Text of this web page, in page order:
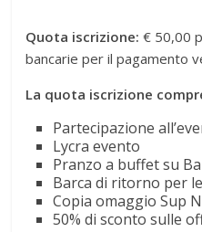
Quota iscrizione:€ 50,00
bancarie per il pagamento
La quota iscrizione
Partecipazione
Lycra evento
Pranzo a buffet su
Barca di ritorno per
Copia omaggio Sup
50% di sconto sulle